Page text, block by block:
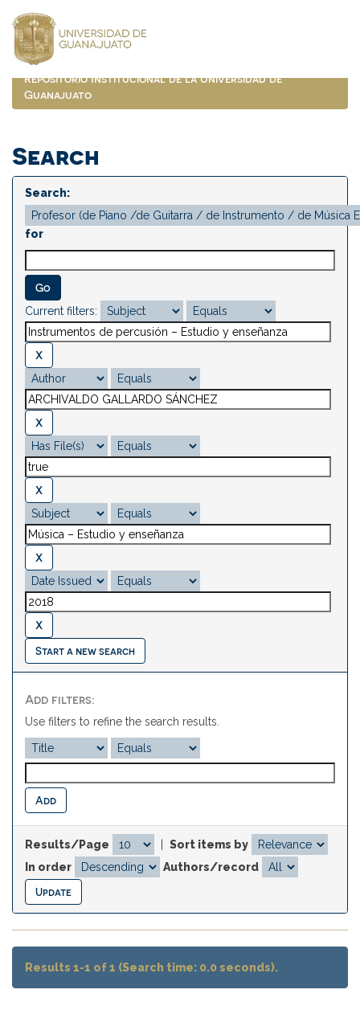
navigation
Repositorio Institucional de la Universidad de
Guanajuato
Search
Search:
for
Current filters:
Start a new search
Add filters:
Use filters to refine the search results.
Results/Page
Sort items by
In order
Authors/record
Results 1-1 of 1 (Search time: 0.0 seconds).